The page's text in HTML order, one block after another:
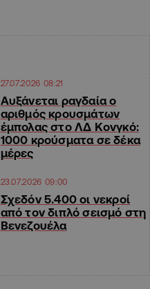
27.07.2026 08:21
Αυξάνεται ραγδαία ο
αριθμός κρουσμάτων
έμπολας στο ΛΔ Κονγκό:
1000 κρούσματα σε δέκα
μέρες
23.07.2026 09:00
Σχεδόν 5.400 οι νεκροί
από τον διπλό σεισμό στη
Βενεζουέλα